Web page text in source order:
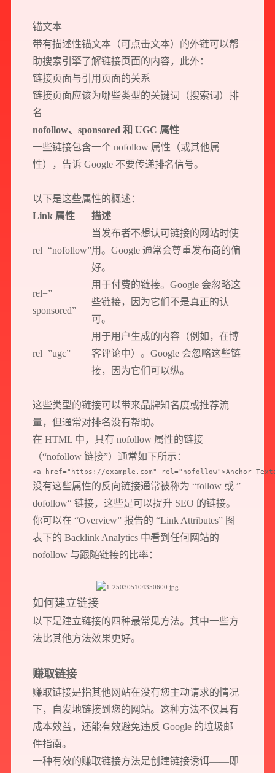
锚文本
带有描述性锚文本（可点击文本）的外链可以帮
助搜索引擎了解链接页面的内容，此外：
链接页面与引用页面的关系
链接页面应该为哪些类型的关键词（搜索词）排
名
nofollow、sponsored 和 UGC 属性
一些链接包含一个 nofollow 属性（或其他属
性），告诉 Google 不要传递排名信号。
以下是这些属性的概述：
Link 属性
描述
rel=“nofollow”
当发布者不想认可链接的网站时使
用。Google 通常会尊重发布商的偏
好。
rel=”
sponsored”
用于付费的链接。Google 会忽略这
些链接，因为它们不是真正的认
可。
rel=”ugc”
用于用户生成的内容（例如，在博
客评论中）。Google 会忽略这些链
接，因为它们可以纵。
这些类型的链接可以带来品牌知名度或推荐流
量，但通常对排名没有帮助。
在 HTML 中，具有 nofollow 属性的链接
（“nofollow 链接”）通常如下所示：
<a href="https://example.com" rel="nofollow">Anchor
没有这些属性的反向链接通常被称为 “follow 或 ”
dofollow“ 链接，这些是可以提升 SEO 的链接。
你可以在 “Overview” 报告的 “Link Attributes” 图
表下的 Backlink Analytics 中看到任何网站的
nofollow 与跟随链接的比率：
如何建立链接
以下是建立链接的四种最常见方法。其中一些方
法比其他方法效果更好。
赚取链接
赚取链接是指其他网站在没有您主动请求的情况
下，自发地链接到您的网站。这种方法不仅具有
成本效益，还能有效避免违反 Google 的垃圾邮
件指南。
一种有效的赚取链接方法是创建链接诱饵——即